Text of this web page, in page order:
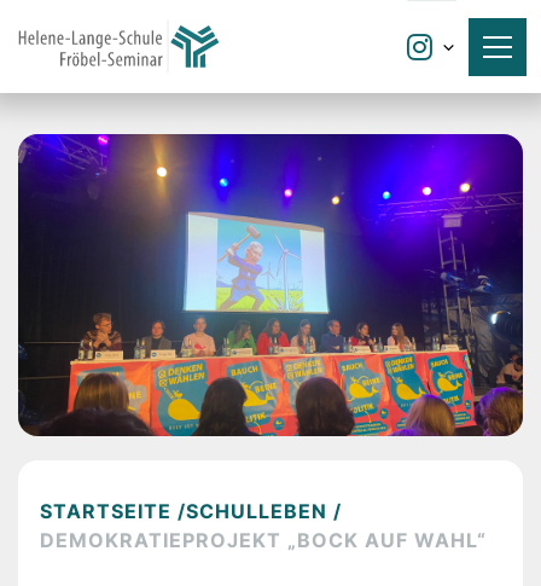

STARTSEITE /SCHULLEBEN /
DEMOKRATIEPROJEKT „BOCK AUF WAHL“